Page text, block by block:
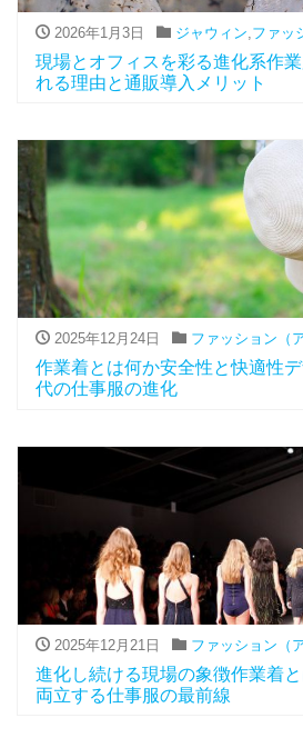
2026年1月3日 ジャウィン ファッ
現場とオフィスを彩る進化系作
れる理由と通販導入メリット
2025年12月24日 ファッション（
作業着とは何か安全性と快適性
代の仕事服の進化
2025年12月21日 ファッション（
進化し続ける現場の象徴作業着
両立する仕事服の最前線